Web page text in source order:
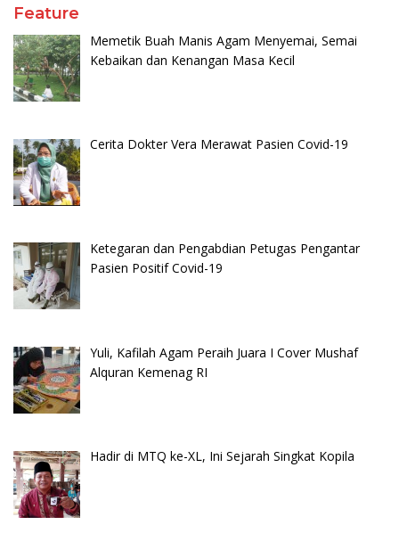
Feature
Memetik Buah Manis Agam Menyemai, Semai
Kebaikan dan Kenangan Masa Kecil
Cerita Dokter Vera Merawat Pasien Covid-19
Ketegaran dan Pengabdian Petugas Pengantar
Pasien Positif Covid-19
Yuli, Kafilah Agam Peraih Juara I Cover Mushaf
Alquran Kemenag RI
Hadir di MTQ ke-XL, Ini Sejarah Singkat Kopila